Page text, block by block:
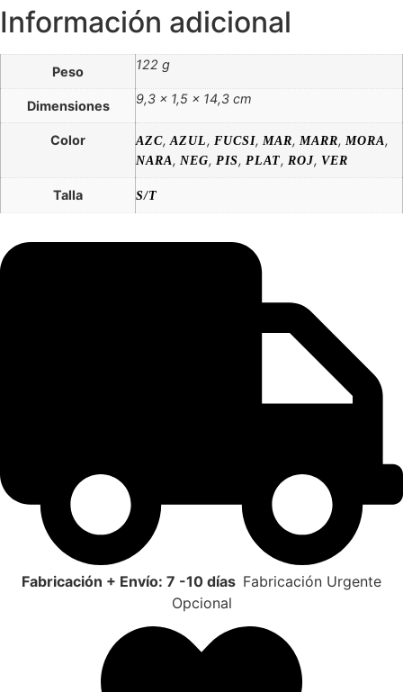
Información adicional
Peso 122 g
Dimensiones 9,3 × 1,5 × 14,3 cm
Color AZC, AZUL, FUCSI, MAR, MARR, MORA,
NARA, NEG, PIS, PLAT, ROJ, VER
Talla S/T
Fabricación + Envío: 7 -10 días Fabricación Urgente
Opcional